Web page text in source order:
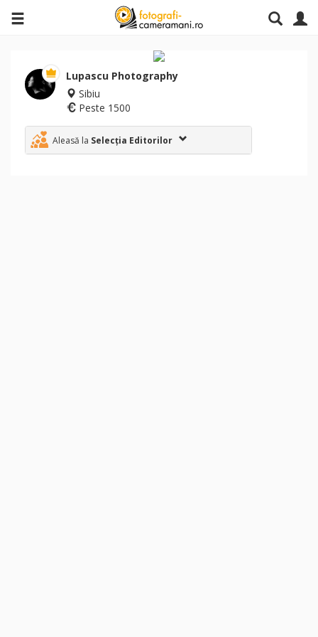
Lupascu Photography
Sibiu
Peste 1500
Aleasă la Selecția Editorilor